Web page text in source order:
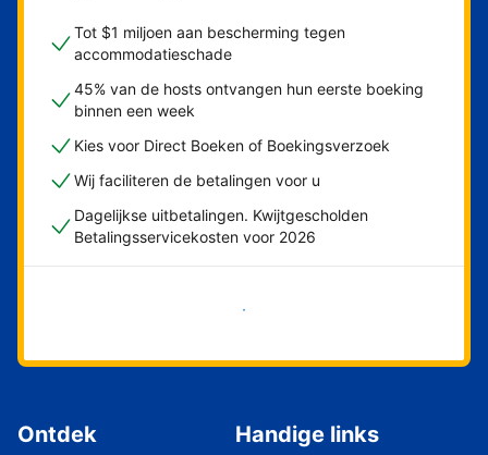
Tot $1 miljoen aan bescherming tegen
accommodatieschade
45% van de hosts ontvangen hun eerste boeking
binnen een week
Kies voor Direct Boeken of Boekingsverzoek
Wij faciliteren de betalingen voor u
Dagelijkse uitbetalingen. Kwijtgescholden
Betalingsservicekosten voor 2026
Nu meteen beginnen
Ontdek Handige links